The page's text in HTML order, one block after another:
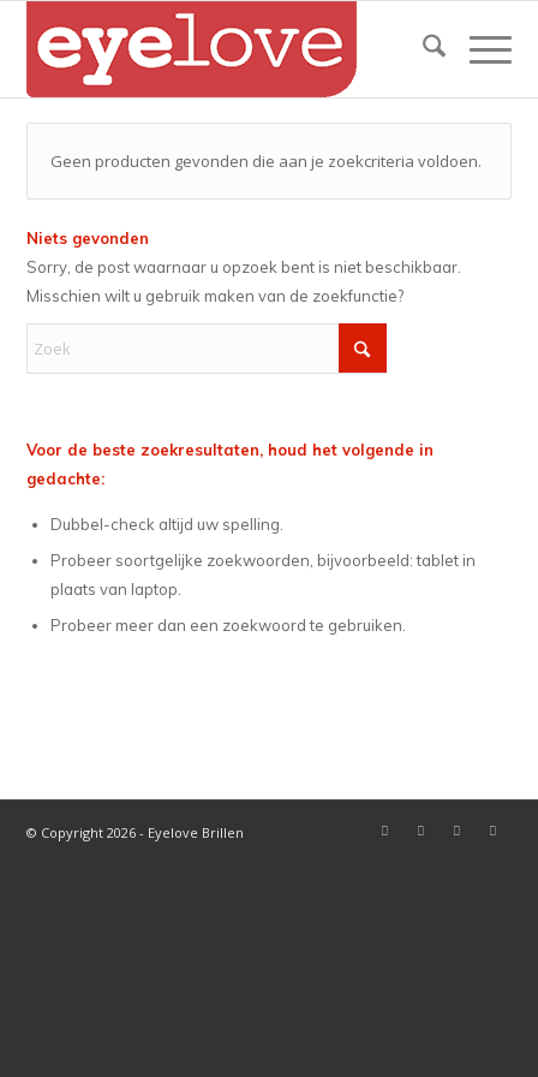
Geen producten gevonden die aan je zoekcriteria voldoen.
Niets gevonden
Sorry, de post waarnaar u opzoek bent is niet beschikbaar.
Misschien wilt u gebruik maken van de zoekfunctie?
Voor de beste zoekresultaten, houd het volgende in
gedachte:
Dubbel-check altijd uw spelling.
Probeer soortgelijke zoekwoorden, bijvoorbeeld: tablet in
plaats van laptop.
Probeer meer dan een zoekwoord te gebruiken.
© Copyright 2026 - Eyelove Brillen